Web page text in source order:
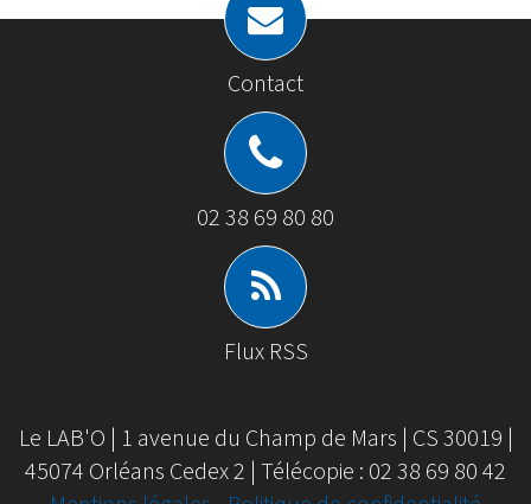
Contact
02 38 69 80 80
Flux RSS
Le LAB'O | 1 avenue du Champ de Mars | CS 30019 |
45074 Orléans Cedex 2 | Télécopie : 02 38 69 80 42